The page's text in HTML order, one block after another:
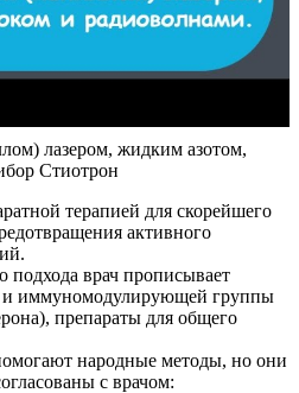
лазером, жидким азотом,
Стиотрон
терапией для скорейшего
активного
подхода врач прописывает
и иммуномодулирующей группы
препараты для общего
народные методы, но они
с врачом: